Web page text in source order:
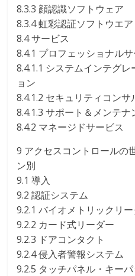
8.3.3 顔認識ソフトウェア
8.3.4 虹彩認証ソフトウエア
8.4 サービス
8.4.1 プロフェッショナル
8.4.1.1 システムインテグ
ョン
8.4.1.2 セキュリティコンサ
8.4.1.3 サポート＆メンテナ
8.4.2 マネージドサービス
9 アクセスコントロールの
ン別
9.1 導入
9.2 認証システム
9.2.1 バイオメトリックリ
9.2.2 カード式リーダー
9.2.3 ドアコンタクト
9.2.4 侵入者警報システム
9.2.5 タッチパネル・キーパ